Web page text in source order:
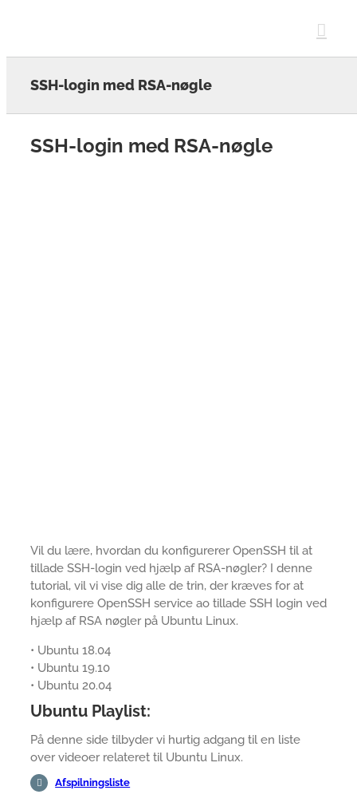
SSH-login med RSA-nøgle
SSH-login med RSA-nøgle
Vil du lære, hvordan du konfigurerer OpenSSH til at
tillade SSH-login ved hjælp af RSA-nøgler? I denne
tutorial, vil vi vise dig alle de trin, der kræves for at
konfigurere OpenSSH service ao tillade SSH login ved
hjælp af RSA nøgler på Ubuntu Linux.
• Ubuntu 18.04
• Ubuntu 19.10
• Ubuntu 20.04
Ubuntu Playlist:
På denne side tilbyder vi hurtig adgang til en liste
over videoer relateret til Ubuntu Linux.
Afspilningsliste